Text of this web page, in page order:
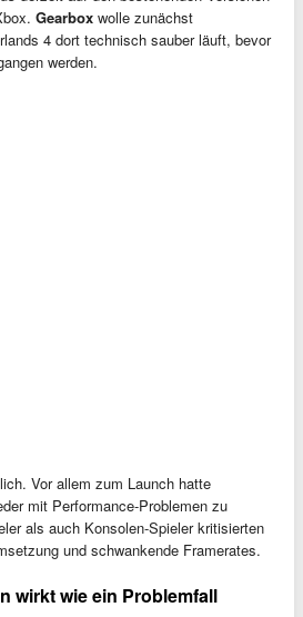
Gearbox wolle zunächst
4 dort technisch sauber läuft, bevor
werden.
Vor allem zum Launch hatte
mit Performance-Problemen zu
als auch Konsolen-Spieler kritisierten
und schwankende Framerates.
wirkt wie ein Problemfall